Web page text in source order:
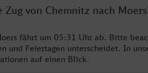
von Chemnitz nach
fährt um 05:31 Uhr ab. Bitte
und Feiertagen unterscheidet. In
auf einen Blick.